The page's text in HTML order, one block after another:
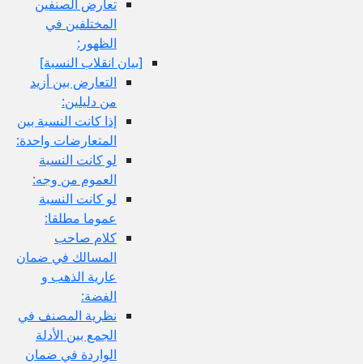
تعارض الصنفين
المختلفين في
الظهور:
[بيان انقلاب النسبة]
التعارض بين أزيد
من دليلين:
إذا كانت النسبة بين
المتعارضات واحدة:
لو كانت النسبة
العموم من وجه:
لو كانت النسبة
عموما مطلقا:
كلام صاحب
المسالك في ضمان
عارية الذهب و
الفضة:
نظرية المصنف في
الجمع بين الأدلة
الواردة في ضمان